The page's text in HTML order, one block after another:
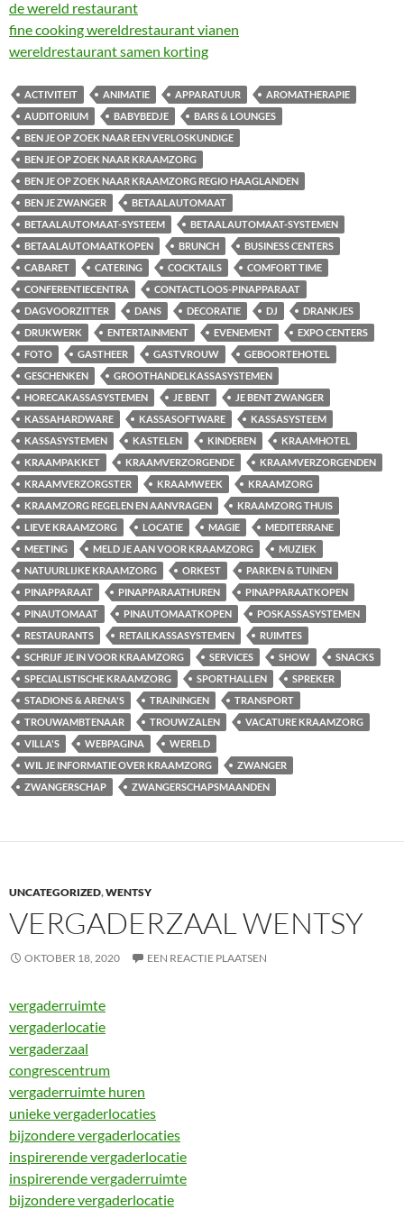
de wereld restaurant
fine cooking wereldrestaurant vianen
wereldrestaurant samen korting
ACTIVITEIT ANIMATIE APPARATUUR
AROMATHERAPIE
AUDITORIUM
BABYBEDJE
BARS & LOUNGES
BEN JE OP ZOEK NAAR EEN VERLOSKUNDIGE
BEN JE OP ZOEK NAAR KRAAMZORG
BEN JE OP ZOEK NAAR KRAAMZORG REGIO HAAGLANDEN
BEN JE ZWANGER
BETAALAUTOMAAT
BETAALAUTOMAAT-SYSTEEM
BETAALAUTOMAAT-SYSTEMEN
BETAALAUTOMAATKOPEN
BRUNCH
BUSINESS CENTERS
CABARET
CATERING COCKTAILS
COMFORT TIME
CONFERENTIECENTRA
CONTACTLOOS-PINAPPARAAT
DAGVOORZITTER
DANS DECORATIE DJ
DRANKJES
DRUKWERK
ENTERTAINMENT EVENEMENT
EXPO CENTERS
FOTO
GASTHEER GASTVROUW
GEBOORTEHOTEL
GESCHENKEN
GROOTHANDELKASSASYSTEMEN
HORECAKASSASYSTEMEN
JE BENT
JE BENT ZWANGER
KASSAHARDWARE
KASSASOFTWARE
KASSASYSTEEM
KASSASYSTEMEN
KASTELEN KINDEREN
KRAAMHOTEL
KRAAMPAKKET
KRAAMVERZORGENDE
KRAAMVERZORGENDEN
KRAAMVERZORGSTER
KRAAMWEEK
KRAAMZORG
KRAAMZORG REGELEN EN AANVRAGEN
KRAAMZORG THUIS
LIEVE KRAAMZORG
LOCATIE MAGIE
MEDITERRANE
MEETING
MELD JE AAN VOOR KRAAMZORG
MUZIEK
NATUURLIJKE KRAAMZORG
ORKEST
PARKEN & TUINEN
PINAPPARAAT
PINAPPARAATHUREN
PINAPPARAATKOPEN
PINAUTOMAAT
PINAUTOMAATKOPEN
POSKASSASYSTEMEN
RESTAURANTS
RETAILKASSASYSTEMEN
RUIMTES
SCHRIJF JE IN VOOR KRAAMZORG
SERVICES SHOW
SNACKS
SPECIALISTISCHE KRAAMZORG
SPORTHALLEN
SPREKER
STADIONS & ARENA'S
TRAININGEN
TRANSPORT
TROUWAMBTENAAR
TROUWZALEN
VACATURE KRAAMZORG
VILLA'S
WEBPAGINA
WERELD
WIL JE INFORMATIE OVER KRAAMZORG
ZWANGER
ZWANGERSCHAP
ZWANGERSCHAPSMAANDEN
UNCATEGORIZED,WENTSY
VERGADERZAAL WENTSY
OKTOBER 18, 2020 EEN REACTIE PLAATSEN
vergaderruimte
vergaderlocatie
vergaderzaal
congrescentrum
vergaderruimte huren
unieke vergaderlocaties
bijzondere vergaderlocaties
inspirerende vergaderlocatie
inspirerende vergaderruimte
bijzondere vergaderlocatie